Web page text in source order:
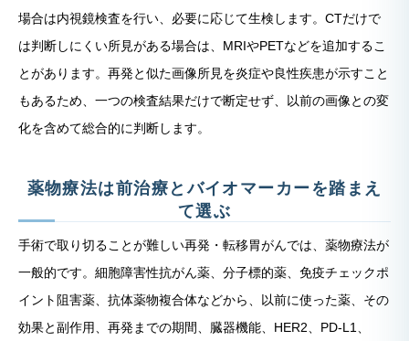
場合は内視鏡検査を行い、必要に応じて生検します。CTだけで
は判断しにくい所見がある場合は、MRIやPETなどを追加するこ
とがあります。再発と似た画像所見を炎症や良性疾患が示すこと
もあるため、一つの検査結果だけで断定せず、以前の画像との変
化を含めて総合的に判断します。
薬物療法は前治療とバイオマーカーを踏まえ
て選ぶ
手術で取り切ることが難しい再発・転移胃がんでは、薬物療法が
一般的です。細胞障害性抗がん薬、分子標的薬、免疫チェックポ
イント阻害薬、抗体薬物複合体などから、以前に使った薬、その
効果と副作用、再発までの期間、臓器機能、HER2、PD-L1、